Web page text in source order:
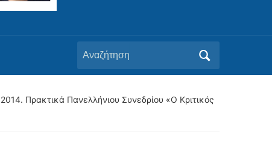
Αναζήτηση
για:
Πρακτικά Πανελλήνιου Συνεδρίου «Ο Κριτικός